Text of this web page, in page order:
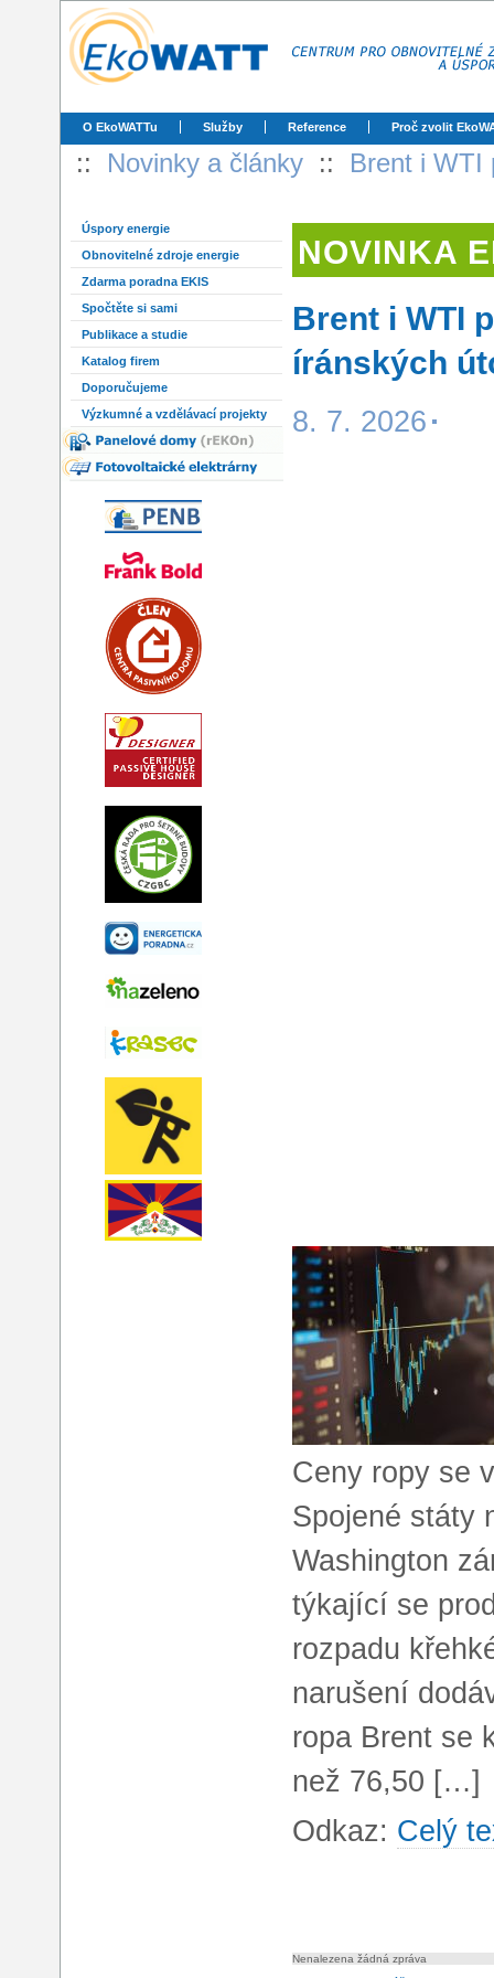
O EkoWATTu Služby Reference Proč zvolit
:: Novinky a články :: Brent i WTI
Úspory energie
Obnovitelné zdroje energie
Zdarma poradna EKIS
Spočtěte si sami
Publikace a studie
Katalog firem
Doporučujeme
Výzkumné a vzdělávací projekty
NOVINKA
Brent i WTI
íránských
8. 7. 2026
Ceny ropy se
Spojené státy
Washington
týkající se
rozpadu
narušení
ropa Brent se
než 76,50 […]
Odkaz: Celý
Nenalezena žádná zpráva